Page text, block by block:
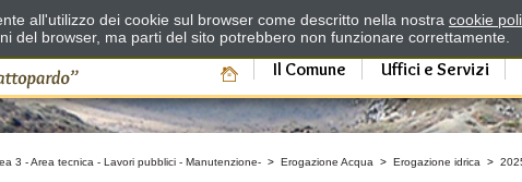
Il Comune Uffici e Servizi
3 - Area tecnica - Lavori pubblici - Manutenzione- > Erogazione Acqua > Erogazione idrica >
all'utilizzo dei cookie sul browser come descritto nella nostra cookie
del browser, ma parti del sito potrebbero non funzionare correttamente.